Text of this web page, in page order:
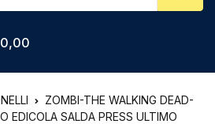
0,00
ZOMBI-THE WALKING DEAD-
EDICOLA SALDA PRESS ULTIMO